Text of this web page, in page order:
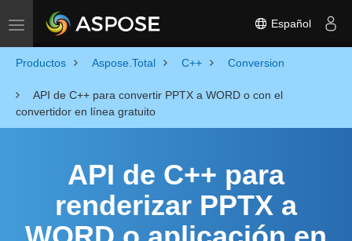
Toggle navigation Español
Productos Aspose.Total C++ Conversion
API de C++ para convertir PPTX a WORD o con el
convertidor en línea gratuito
API de C++ para
renderizar PPTX a